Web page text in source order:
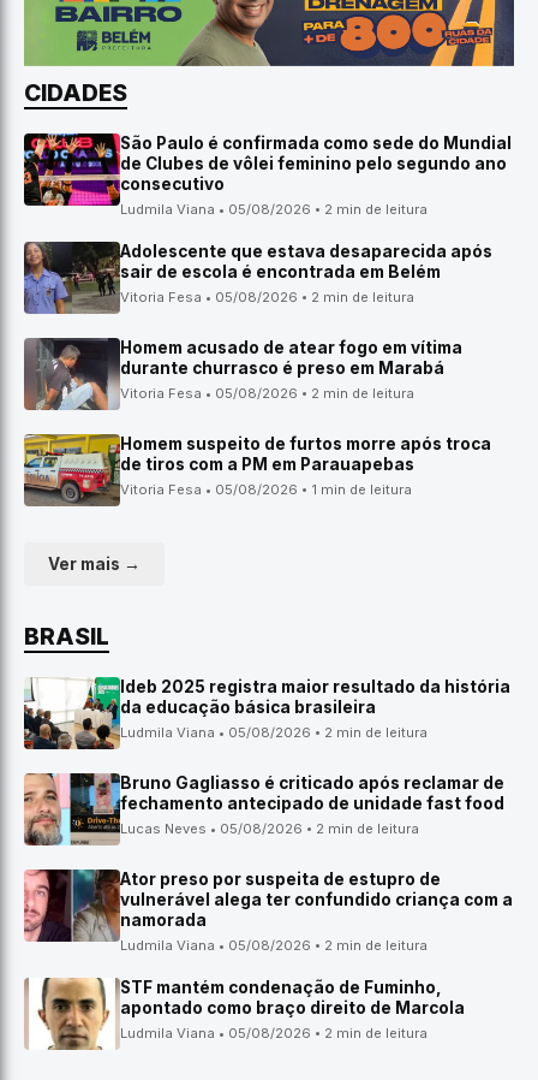
CIDADES
São Paulo é confirmada como sede do Mundial
de Clubes de vôlei feminino pelo segundo ano
consecutivo
Ludmila Viana • 05/08/2026 • 2 min de leitura
Adolescente que estava desaparecida após
sair de escola é encontrada em Belém
Vitoria Fesa • 05/08/2026 • 2 min de leitura
Homem acusado de atear fogo em vítima
durante churrasco é preso em Marabá
Vitoria Fesa • 05/08/2026 • 2 min de leitura
Homem suspeito de furtos morre após troca
de tiros com a PM em Parauapebas
Vitoria Fesa • 05/08/2026 • 1 min de leitura
Ver mais →
BRASIL
Ideb 2025 registra maior resultado da história
da educação básica brasileira
Ludmila Viana • 05/08/2026 • 2 min de leitura
Bruno Gagliasso é criticado após reclamar de
fechamento antecipado de unidade fast food
Lucas Neves • 05/08/2026 • 2 min de leitura
Ator preso por suspeita de estupro de
vulnerável alega ter confundido criança com a
namorada
Ludmila Viana • 05/08/2026 • 2 min de leitura
STF mantém condenação de Fuminho,
apontado como braço direito de Marcola
Ludmila Viana • 05/08/2026 • 2 min de leitura